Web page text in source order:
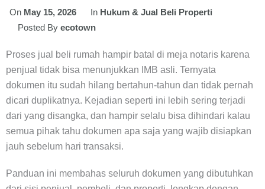
On May 15, 2026 In Hukum & Jual Beli Properti
Posted By ecotown
Proses jual beli rumah hampir batal di meja notaris karena
penjual tidak bisa menunjukkan IMB asli. Ternyata
dokumen itu sudah hilang bertahun-tahun dan tidak pernah
dicari duplikatnya. Kejadian seperti ini lebih sering terjadi
dari yang disangka, dan hampir selalu bisa dihindari kalau
semua pihak tahu dokumen apa saja yang wajib disiapkan
jauh sebelum hari transaksi.
Panduan ini membahas seluruh dokumen yang dibutuhkan